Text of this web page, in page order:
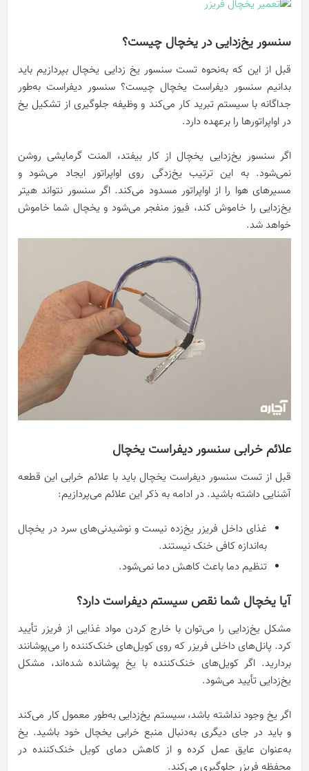
سنسور یخ‌زدایی در یخچال چیست؟
قبل از این که به‌نحوه تست سنسور یخ زدایی یخچال بپردازیم باید
بدانیم سنسور دیفراست یخچال چیست؟ سنسور دیفراست به‌طور
جداگانه با سیستم تبرید کار می‌کند و وظیفه جلوگیری از تشکیل یخ
در اواپراتورها را برعهده دارد.
اگر سنسور یخ‌زدایی یخچال از کار بیفتد، المنت گرمایشی روشن
نمی‌شود. به این ترتیب یخ‌زدگی روی اواپراتور ایجاد می‌شود و
مسیرهای هوا را از اواپراتور مسدود می‌کند. اگر سنسور نتواند هیتر
یخ‌زدایی را خاموش کند، فیوز منفجر می‌شود و یخچال شما خاموش
خواهد شد.
علائم خرابی سنسور دیفراست یخچال
قبل از تست سنسور دیفراست یخچال باید با علائم خرابی این قطعه
آشنایی داشته باشید. در ادامه به ذکر این علائم می‌پردازیم:
غذای داخل فریزر یخ‌زده نیست و نوشیدنی‌های سرد در یخچال
به‌اندازه کافی خنک نیستند.
تنظیم دما باعث کاهش دما نمی‌شود.
آیا یخچال شما نقص سیستم دیفراست دارد؟
مشکل یخ‌زدایی را می‌توان با خارج کردن مواد غذایی از فریزر تأیید
کرد. پانل‌های داخلی فریزر که روی کویل‌های خنک‌کننده را می‌پوشانند
بردارید. اگر کویل‌های خنک‌کننده با یخ پوشانده شده‌اند، مشکل
یخ‌زدایی تأیید می‌شود.
اگر یخ وجود نداشته باشد، سیستم یخ‌زدایی به‌طور معمول کار می‌کند
و باید در جای دیگری به‌دنبال منبع خرابی یخچال خود باشید. یخ
به‌عنوان عایق عمل کرده و از کاهش دمای کویل خنک‌کننده در
محفظه فریزر جلوگیری می‌کند.